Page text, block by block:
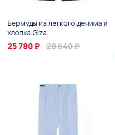
Бермуды из лёгкого денима и
хлопка Giza
25 780 ₽ 28 640 ₽